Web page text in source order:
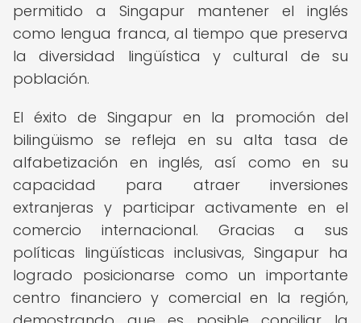
permitido a Singapur mantener el inglés
como lengua franca, al tiempo que preserva
la diversidad lingüística y cultural de su
población.
El éxito de Singapur en la promoción del
bilingüismo se refleja en su alta tasa de
alfabetización en inglés, así como en su
capacidad para atraer inversiones
extranjeras y participar activamente en el
comercio internacional. Gracias a sus
políticas lingüísticas inclusivas, Singapur ha
logrado posicionarse como un importante
centro financiero y comercial en la región,